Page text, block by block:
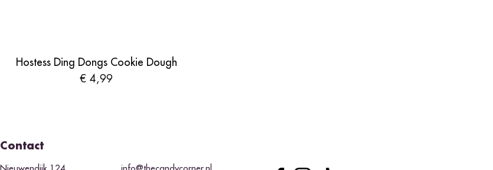
Hostess Ding Dongs Cookie Dough
Prijs
€ 4,99
Contact